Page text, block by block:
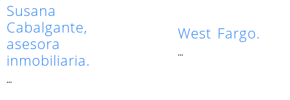
Susana
Cabalgante,
asesora
inmobiliaria.
...
West Fargo.
...